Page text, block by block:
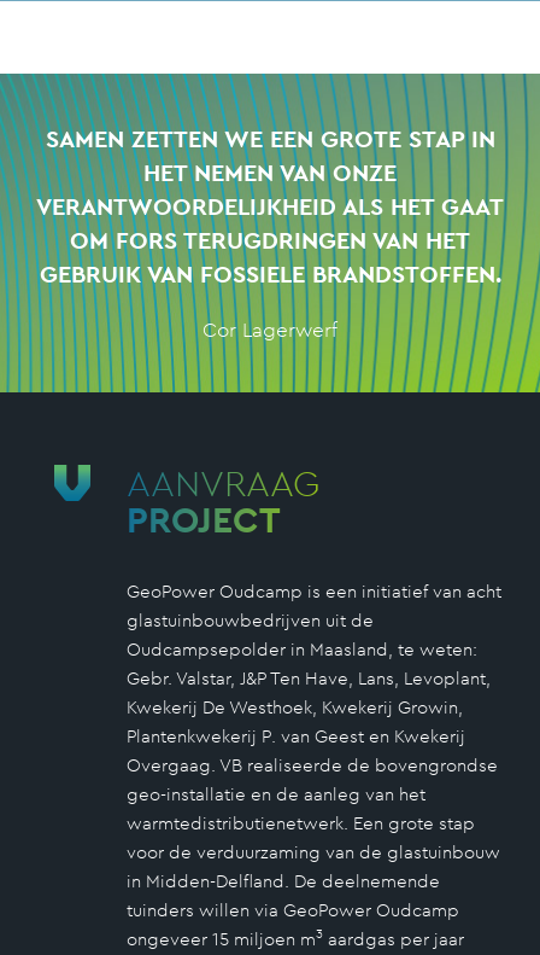
SAMEN ZETTEN WE EEN GROTE STAP IN
HET NEMEN VAN ONZE
VERANTWOORDELIJKHEID ALS HET GAAT
OM FORS TERUGDRINGEN VAN HET
GEBRUIK VAN FOSSIELE BRANDSTOFFEN.
Cor Lagerwerf
AANVRAAG
PROJECT
GeoPower Oudcamp is een initiatief van acht
glastuinbouwbedrijven uit de
Oudcampsepolder in Maasland, te weten:
Gebr. Valstar, J&P Ten Have, Lans, Levoplant,
Kwekerij De Westhoek, Kwekerij Growin,
Plantenkwekerij P. van Geest en Kwekerij
Overgaag. VB realiseerde de bovengrondse
geo-installatie en de aanleg van het
warmtedistributienetwerk. Een grote stap
voor de verduurzaming van de glastuinbouw
in Midden-Delfland. De deelnemende
tuinders willen via GeoPower Oudcamp
ongeveer 15 miljoen m3 aardgas per jaar